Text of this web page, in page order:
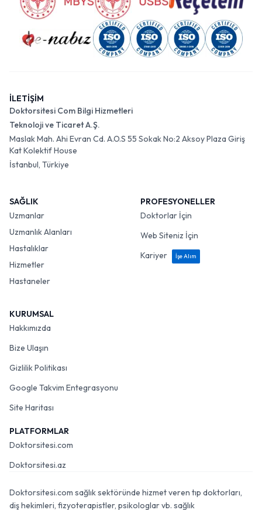
İLETİŞİM
Doktorsitesi Com Bilgi Hizmetleri
Teknoloji ve Ticaret A.Ş.
Maslak Mah. Ahi Evran Cd. A.O.S 55 Sokak No:2 Aksoy Plaza Giriş
Kat Kolektif House
İstanbul, Türkiye
SAĞLIK
Uzmanlar
Uzmanlık Alanları
Hastalıklar
Hizmetler
Hastaneler
PROFESYONELLER
Doktorlar İçin
Web Siteniz İçin
Kariyer
İşe Alım
KURUMSAL
Hakkımızda
Bize Ulaşın
Gizlilik Politikası
Google Takvim Entegrasyonu
Site Haritası
PLATFORMLAR
Doktorsitesi.com
Doktorsitesi.az
Doktorsitesi.com sağlık sektöründe hizmet veren tıp doktorları,
diş hekimleri, fizyoterapistler, psikologlar vb. sağlık